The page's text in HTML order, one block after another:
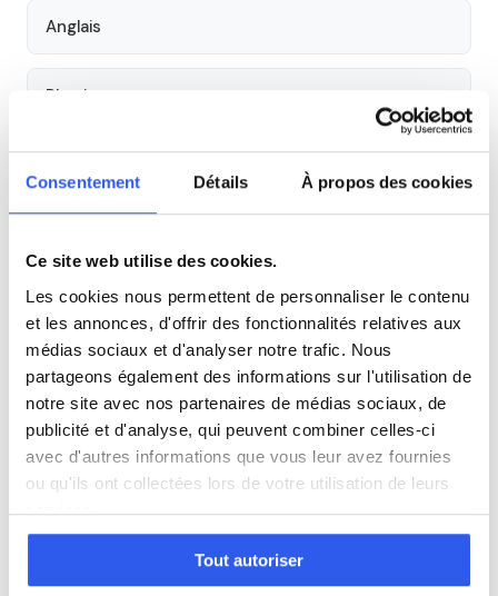
Consentement Détails À propos des cookies
Ce site web utilise des cookies.
Les cookies nous permettent de personnaliser le contenu
et les annonces, d'offrir des fonctionnalités relatives aux
médias sociaux et d'analyser notre trafic. Nous
partageons également des informations sur l'utilisation de
notre site avec nos partenaires de médias sociaux, de
publicité et d'analyse, qui peuvent combiner celles-ci
avec d'autres informations que vous leur avez fournies
ou qu'ils ont collectées lors de votre utilisation de leurs
services.
Tout autoriser
Anglais
Physique
Histoire
Économie
Espagnol
Allemand
Cours par niveau